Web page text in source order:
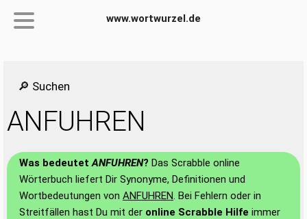
www.wortwurzel.de
🔎 Suchen
ANFUHREN
Was bedeutetANFUHREN? Das Scrabble online
Wörterbuch liefert Dir Synonyme, Definitionen und
Wortbedeutungen von ANFUHREN. Bei Fehlern oder in
Streitfällen hast Du mit der online Scrabble Hilfe immer